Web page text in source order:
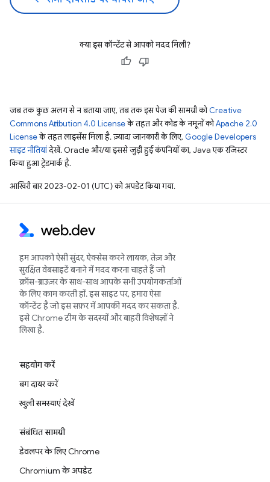
क्या इस कॉन्टेंट से आपको मदद मिली?
जब तक कुछ अलग से न बताया जाए, तब तक इस पेज की सामग्री कोCreative
Commons Attribution 4.0 Licenseके तहत और कोड के नमूनों कोApache 2.0
Licenseके तहत लाइसेंस मिला है. ज़्यादा जानकारी के लिए, Google Developers
साइट नीतियांदेखें. Oracle और/या इससे जुड़ी हुई कंपनियों का, Java एक रजिस्टर
किया हुआ ट्रेडमार्क है.
आखिरी बार 2023-02-01 (UTC) को अपडेट किया गया.
हम आपको ऐसी सुंदर, ऐक्सेस करने लायक, तेज़ और
सुरक्षित वेबसाइटें बनाने में मदद करना चाहते हैं जो
क्रॉस-ब्राउज़र के साथ-साथ आपके सभी उपयोगकर्ताओं
के लिए काम करती हों. इस साइट पर, हमारा ऐसा
कॉन्टेंट है जो इस सफ़र में आपकी मदद कर सकता है.
इसे Chrome टीम के सदस्यों और बाहरी विशेषज्ञों ने
लिखा है.
सहयोग करें
बग दायर करें
खुली समस्याएं देखें
संबंधित सामग्री
डेवलपर के लिए Chrome
Chromium के अपडेट